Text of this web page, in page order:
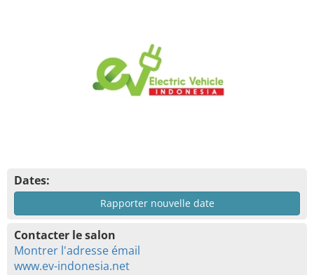
Dates:
Rapporter nouvelle date
Contacter le salon
Montrer l'adresse émail
www.ev-indonesia.net